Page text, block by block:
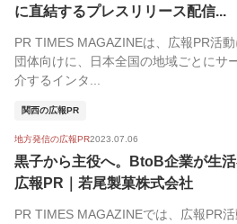
に直結するプレスリリース配信...
PR TIMES MAGAZINEは、広報PR活
団体向けに、日本全国の地域ごとにサ
介するインタ...
関西の広報PR
地方発信の広報PR2023.07.06
黒子から主役へ。BtoB企業が生
広報PR｜若尾製菓株式会社
PR TIMES MAGAZINEでは、広報PR